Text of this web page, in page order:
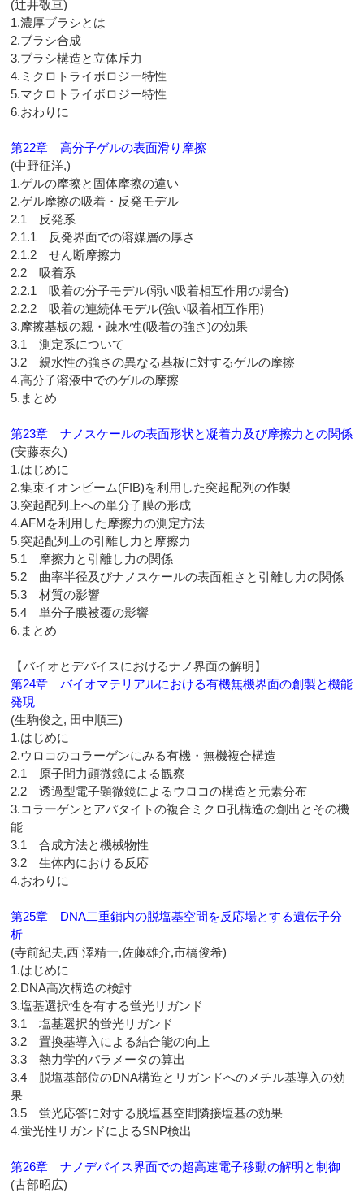
(辻井敬亘)
1.濃厚ブラシとは
2.ブラシ合成
3.ブラシ構造と立体斥力
4.ミクロトライボロジー特性
5.マクロトライボロジー特性
6.おわりに
第22章 高分子ゲルの表面滑り摩擦
(中野征洋,)
1.ゲルの摩擦と固体摩擦の違い
2.ゲル摩擦の吸着・反発モデル
2.1 反発系
2.1.1 反発界面での溶媒層の厚さ
2.1.2 せん断摩擦力
2.2 吸着系
2.2.1 吸着の分子モデル(弱い吸着相互作用の場合)
2.2.2 吸着の連続体モデル(強い吸着相互作用)
3.摩擦基板の親・疎水性(吸着の強さ)の効果
3.1 測定系について
3.2 親水性の強さの異なる基板に対するゲルの摩擦
4.高分子溶液中でのゲルの摩擦
5.まとめ
第23章 ナノスケールの表面形状と凝着力及び摩擦力との関係
(安藤泰久)
1.はじめに
2.集束イオンビーム(FIB)を利用した突起配列の作製
3.突起配列上への単分子膜の形成
4.AFMを利用した摩擦力の測定方法
5.突起配列上の引離し力と摩擦力
5.1 摩擦力と引離し力の関係
5.2 曲率半径及びナノスケールの表面粗さと引離し力の関係
5.3 材質の影響
5.4 単分子膜被覆の影響
6.まとめ
【バイオとデバイスにおけるナノ界面の解明】
第24章 バイオマテリアルにおける有機無機界面の創製と機能
発現
(生駒俊之, 田中順三)
1.はじめに
2.ウロコのコラーゲンにみる有機・無機複合構造
2.1 原子間力顕微鏡による観察
2.2 透過型電子顕微鏡によるウロコの構造と元素分布
3.コラーゲンとアパタイトの複合ミクロ孔構造の創出とその機
能
3.1 合成方法と機械物性
3.2 生体内における反応
4.おわりに
第25章 DNA二重鎖内の脱塩基空間を反応場とする遺伝子分
析
(寺前紀夫,西 澤精一,佐藤雄介,市橋俊希)
1.はじめに
2.DNA高次構造の検討
3.塩基選択性を有する蛍光リガンド
3.1 塩基選択的蛍光リガンド
3.2 置換基導入による結合能の向上
3.3 熱力学的パラメータの算出
3.4 脱塩基部位のDNA構造とリガンドへのメチル基導入の効
果
3.5 蛍光応答に対する脱塩基空間隣接塩基の効果
4.蛍光性リガンドによるSNP検出
第26章 ナノデバイス界面での超高速電子移動の解明と制御
(古部昭広)